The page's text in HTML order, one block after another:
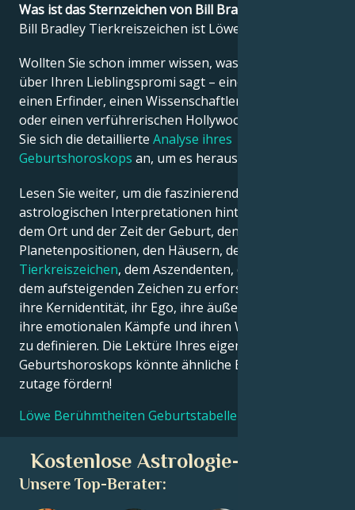
Was ist das Sternzeichen von Bill Bradley?
Bill Bradley Tierkreiszeichen ist Löwe.
Wollten Sie schon immer wissen, was die Astrologie
über Ihren Lieblingspromi sagt – einen Politiker,
einen Erfinder, einen Wissenschaftler, einen Musiker
oder einen verführerischen Hollywood-Star? Sehen
Sie sich die detaillierte Analyse ihres
Geburtshoroskops an, um es herauszufinden!
Lesen Sie weiter, um die faszinierenden
astrologischen Interpretationen hinter dem Datum,
dem Ort und der Zeit der Geburt, den
Planetenpositionen, den Häusern, dem
Tierkreiszeichen, dem Aszendenten, dem Mond und
dem aufsteigenden Zeichen zu erforschen – und so
ihre Kernidentität, ihr Ego, ihre äußere Erscheinung,
ihre emotionalen Kämpfe und ihren Weg zum Erfolg
zu definieren. Die Lektüre Ihres eigenen
Geburtshoroskops könnte ähnliche Erkenntnisse
zutage fördern!
Löwe Berühmtheiten Geburtstabellen
Kostenlose Astrologie-Beratung
Unsere Top-Berater: